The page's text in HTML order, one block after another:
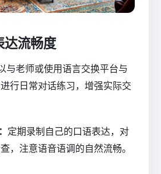
达流畅度
与老师或使用语言交换平台与
行日常对话练习，增强实际交
定期录制自己的口语表达，对
，注意语音语调的自然流畅。